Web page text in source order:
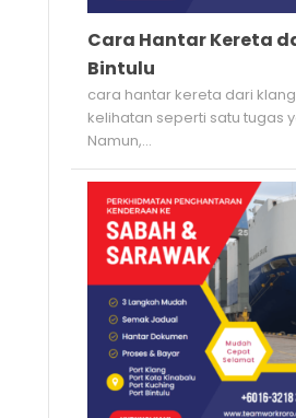
Cara Hantar Kereta
Bintulu
cara hantar kereta dari
kelihatan seperti satu tugas
Namun,...